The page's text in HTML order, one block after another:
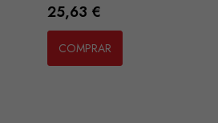
Preço
25,63 €
COMPRAR